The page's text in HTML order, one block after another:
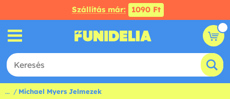
Szállítás már: 1090 Ft
... Michael Myers Jelmezek